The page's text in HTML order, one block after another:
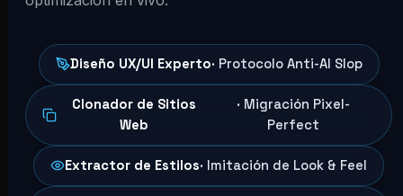
Diseño UX/UI Experto· Protocolo Anti-AI Slop
Clonador de Sitios
Web
· Migración Pixel-
Perfect
Extractor de Estilos· Imitación de Look & Feel